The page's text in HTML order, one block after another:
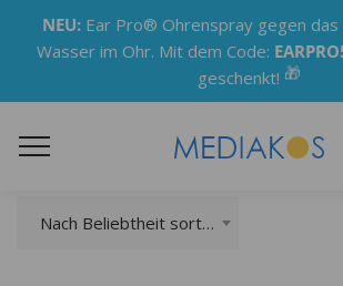
NEU: Ear Pro® Ohrenspray gegen das
Wasser im Ohr. Mit dem Code:
geschenkt! 🎁
Nach Beliebtheit sortiert